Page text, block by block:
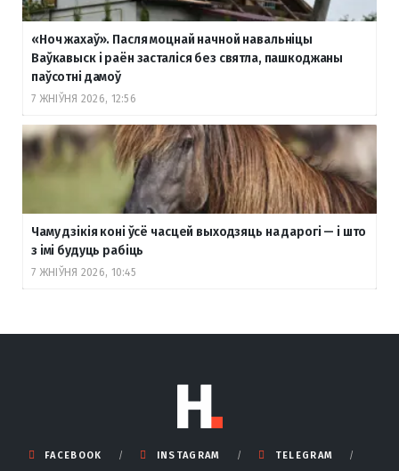
«Ноч жахаў». Пасля моцнай начной навальніцы
Ваўкавыск і раён засталіся без святла, пашкоджаны
паўсотні дамоў
7 ЖНІЎНЯ 2026, 12:56
Чаму дзікія коні ўсё часцей выходзяць на дарогі — і што
з імі будуць рабіць
7 ЖНІЎНЯ 2026, 10:45
FACEBOOK INSTAGRAM
TELEGRAM